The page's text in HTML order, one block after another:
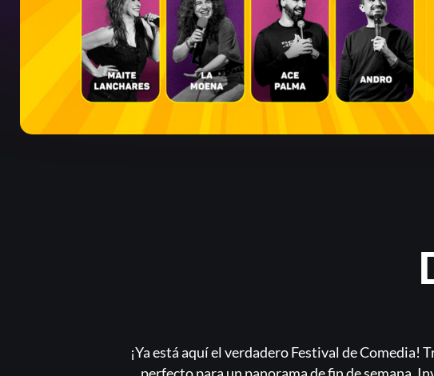
¡Ya está aquí el verdadero Festival de